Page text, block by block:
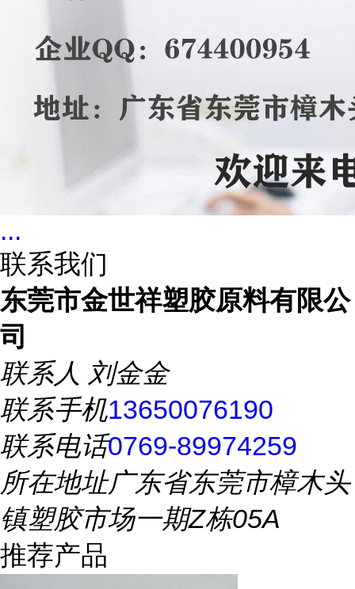
...
联系我们
东莞市金世祥塑胶原料有限公
司
联系人 刘金金
联系手机13650076190
联系电话0769-89974259
所在地址广东省东莞市樟木头
镇塑胶市场一期Z栋05A
推荐产品